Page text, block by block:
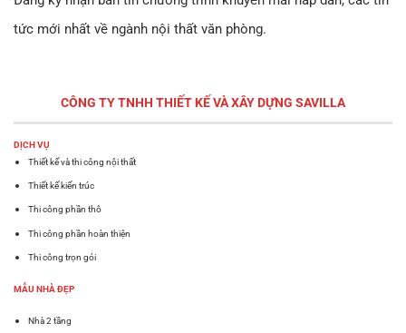
tức mới nhất về ngành nội thất văn phòng.
CÔNG TY TNHH THIẾT KẾ VÀ XÂY DỰNG SAVILLA
DỊCH VỤ
Thiết kế và thi công nội thất
Thiết kế kiến trúc
Thi công phần thô
Thi công phần hoàn thiện
Thi công trọn gói
MẪU NHÀ ĐẸP
Nhà 2 tầng